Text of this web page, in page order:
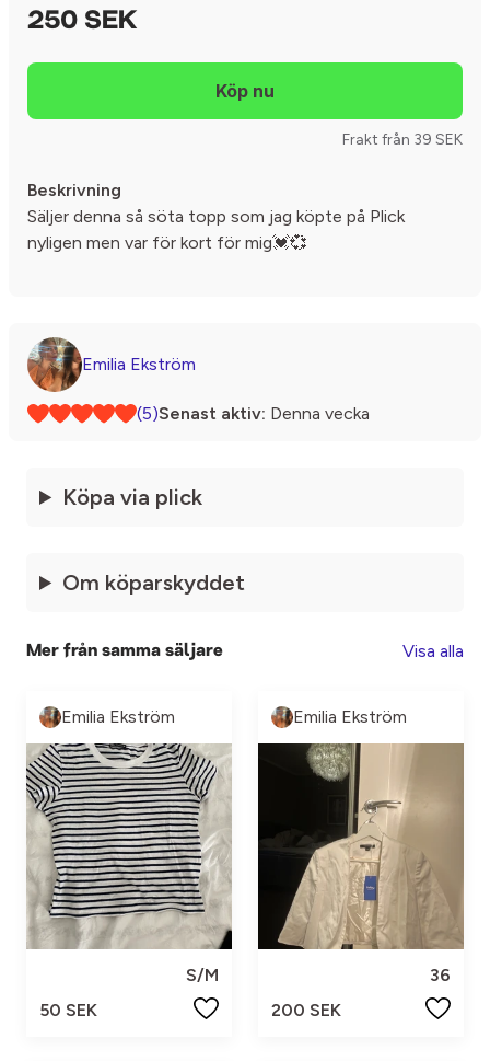
250 SEK
Frakt från 39 SEK
Beskrivning
Säljer denna så söta topp som jag köpte på Plick
nyligen men var för kort för mig💓💞
Emilia Ekström
(5)Senast aktiv: Denna vecka
Köpa via plick
Om köparskyddet
Mer från samma säljare Visa alla
Emilia Ekström
S/M
50 SEK
Emilia Ekström
36
200 SEK